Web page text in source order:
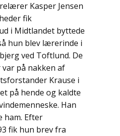
/ Sagaer
Kasper Jensen
fik
i Midtlandet byttede
hun blev lærerinde i
ved Toftlund. De
på nakken af
Krause i
på hende og kaldte
Han
ham. Efter
fik hun brev fra